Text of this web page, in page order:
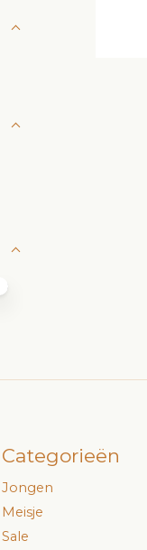
Categorieën
Jongen
Meisje
Sale